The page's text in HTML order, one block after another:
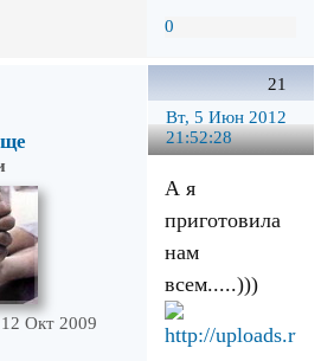
0
21
Вт, 5 Июн 2012
21:52:28
Окт 2009
А я
приготовила
нам
всем.....)))